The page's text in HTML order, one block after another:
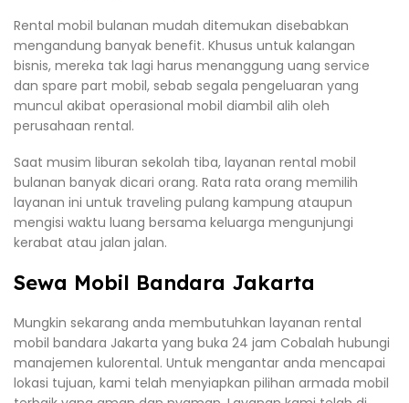
Rental mobil bulanan mudah ditemukan disebabkan
mengandung banyak benefit. Khusus untuk kalangan
bisnis, mereka tak lagi harus menanggung uang service
dan spare part mobil, sebab segala pengeluaran yang
muncul akibat operasional mobil diambil alih oleh
perusahaan rental.
Saat musim liburan sekolah tiba, layanan rental mobil
bulanan banyak dicari orang. Rata rata orang memilih
layanan ini untuk traveling pulang kampung ataupun
mengisi waktu luang bersama keluarga mengunjungi
kerabat atau jalan jalan.
Sewa Mobil Bandara Jakarta
Mungkin sekarang anda membutuhkan layanan rental
mobil bandara Jakarta yang buka 24 jam Cobalah hubungi
manajemen kulorental. Untuk mengantar anda mencapai
lokasi tujuan, kami telah menyiapkan pilihan armada mobil